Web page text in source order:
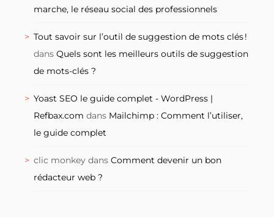
marche, le réseau social des professionnels
Tout savoir sur l’outil de suggestion de mots clés !
dans Quels sont les meilleurs outils de suggestion
de mots-clés ?
Yoast SEO le guide complet - WordPress |
Refbax.com dans Mailchimp : Comment l’utiliser,
le guide complet
clic monkey dans Comment devenir un bon
rédacteur web ?